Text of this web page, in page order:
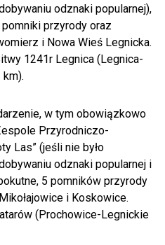
odznaki popularnej),
przyrody oraz
i Nowa Wieś Legnicka.
1241r Legnica (Legnica-
w tym obowiązkowo
Przyrodniczo-
Las” (jeśli nie było
odznaki popularnej i
5 pomników przyrody
i Koskowice.
(Prochowice-Legnickie